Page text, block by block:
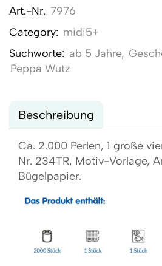
Art.-Nr. 7976
Category: midi5+
Suchworte: ab 5 Jahre,
Peppa Wutz
Beschreibung
Ca. 2.000 Perlen, 1 große
Nr. 234TR, Motiv-Vorlage,
Bügelpapier.